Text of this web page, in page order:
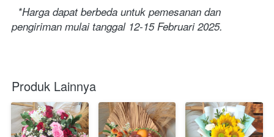
*Harga dapat berbeda untuk pemesanan dan
pengiriman mulai tanggal 12-15 Februari 2025.
Produk Lainnya